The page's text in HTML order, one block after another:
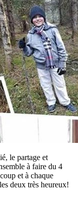
le partage et
à faire du 4
et à chaque
deux très heureux!